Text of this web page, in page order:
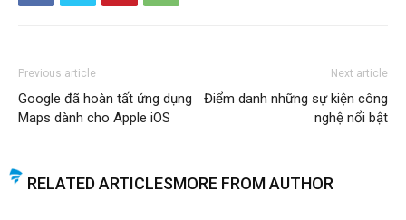
Previous article
Google đã hoàn tất ứng dụng
Maps dành cho Apple iOS
Next article
Điểm danh những sự kiện công
nghệ nổi bật
RELATED ARTICLESMORE FROM AUTHOR